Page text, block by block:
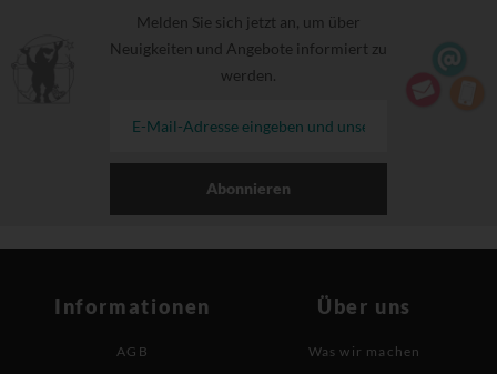
Melden Sie sich jetzt an, um über
Neuigkeiten und Angebote informiert zu
werden.
Abonnieren
Informationen
AGB
Über uns
Was wir machen